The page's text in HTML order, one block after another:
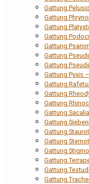
Gattung
Gattung
Gattung
Gattung
Gattung
Gattung
Gattung
Gattung Pyxis
Gattung
Gattung
Gattung
Gattung
Gattung
Gattung
Gattung
Gattung
Gattung
Gattung
Gattung